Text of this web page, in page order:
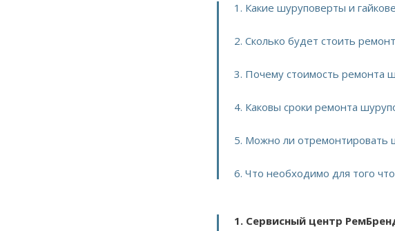
1. Какие шуруповерты и
2. Сколько будет стоить
3. Почему стоимость ремонта
4. Каковы сроки ремонта
5. Можно ли отремонтировать
6. Что необходимо для того
1. Сервисный центр